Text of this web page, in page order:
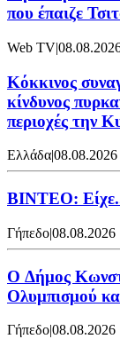
που έπαιζε
Web TV|
Κόκκινος
κίνδυνος
περιοχές την
Ελλάδα|
BINTEO:
Γήπεδο|08.08.2026
O Δήμος
Ολυμπισμού
Γήπεδο|08.08.2026